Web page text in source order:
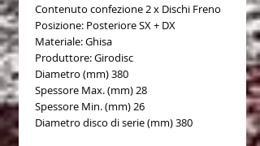
Contenuto confezione 2 x Dischi Freno
Posizione: Posteriore SX + DX
Materiale: Ghisa
Produttore: Girodisc
Diametro (mm) 380
Spessore Max. (mm) 28
Spessore Min. (mm) 26
Diametro disco di serie (mm) 380